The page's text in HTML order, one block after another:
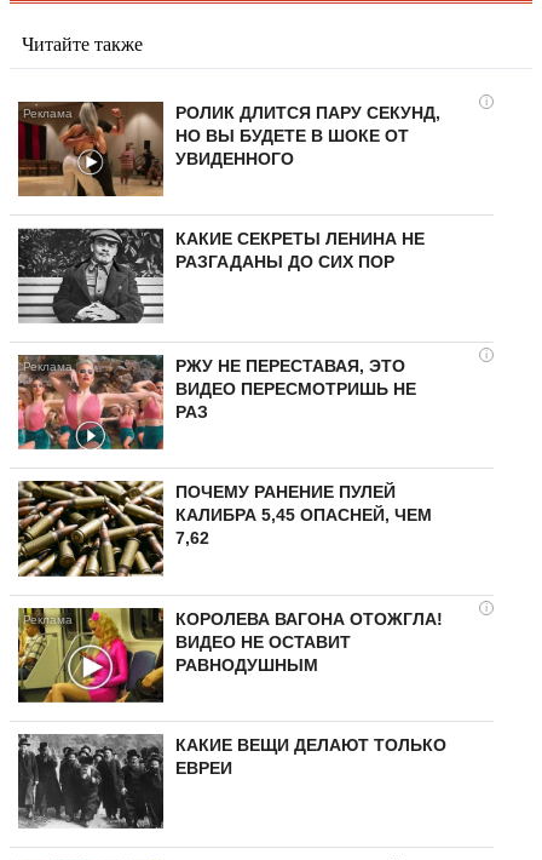
Читайте также
i
РОЛИК ДЛИТСЯ ПАРУ СЕКУНД,
НО ВЫ БУДЕТЕ В ШОКЕ ОТ
УВИДЕННОГО
КАКИЕ СЕКРЕТЫ ЛЕНИНА НЕ
РАЗГАДАНЫ ДО СИХ ПОР
i
РЖУ НЕ ПЕРЕСТАВАЯ, ЭТО
ВИДЕО ПЕРЕСМОТРИШЬ НЕ
РАЗ
ПОЧЕМУ РАНЕНИЕ ПУЛЕЙ
КАЛИБРА 5,45 ОПАСНЕЙ, ЧЕМ
7,62
i
КОРОЛЕВА ВАГОНА ОТОЖГЛА!
ВИДЕО НЕ ОСТАВИТ
РАВНОДУШНЫМ
КАКИЕ ВЕЩИ ДЕЛАЮТ ТОЛЬКО
ЕВРЕИ